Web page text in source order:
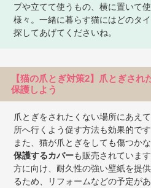
プや立てて使うもの、横に置いて
様々。一緒に暮らす猫にはどのタ
探してあげてくださいね。
【猫の爪とぎ対策2】爪とぎさ
保護しよう
爪とぎをされたくない場所にあえ
所へ行くよう促す方法も効果的です
また、猫が爪とぎをしても傷つか
保護するカバーも販売されていま
方に向け、耐久性の強い壁紙を提
るため、リフォームなどの予定が